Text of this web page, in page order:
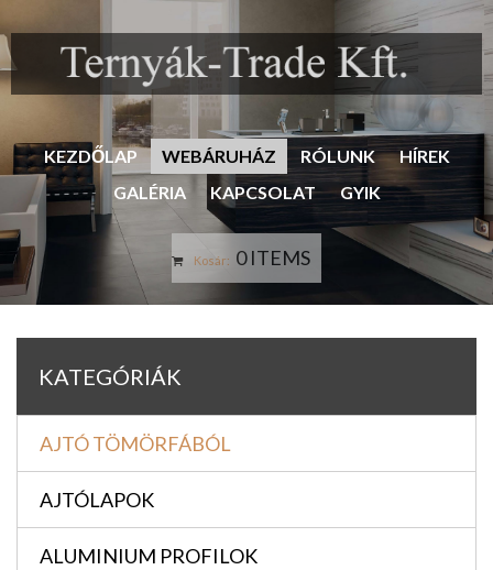
KEZDŐLAP WEBÁRUHÁZ RÓLUNK
HÍREK
GALÉRIA
KAPCSOLAT GYIK
Kosár: 0 ITEMS
KATEGÓRIÁK
AJTÓ TÖMÖRFÁBÓL
AJTÓLAPOK
ALUMINIUM PROFILOK